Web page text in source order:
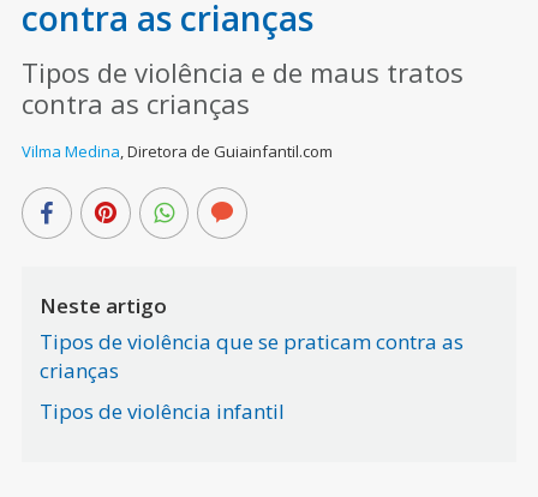
contra as crianças
Tipos de violência e de maus tratos
contra as crianças
Vilma Medina,Diretora de Guiainfantil.com
Neste artigo
Tipos de violência que se praticam contra as
crianças
Tipos de violência infantil